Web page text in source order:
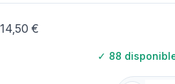
14,50 €
✓ 88